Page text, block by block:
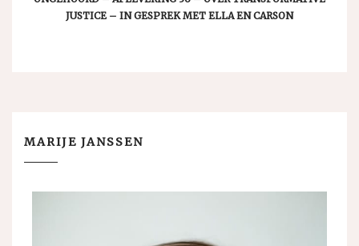
JUSTICE – IN GESPREK MET ELLA EN CARSON
MARIJE JANSSEN